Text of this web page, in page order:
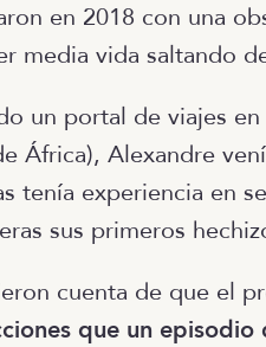
en 2018 con una
media vida saltando
un portal de viajes en
África), Alexandre
tenía experiencia en
sus primeros
cuenta de que el
que un episodio